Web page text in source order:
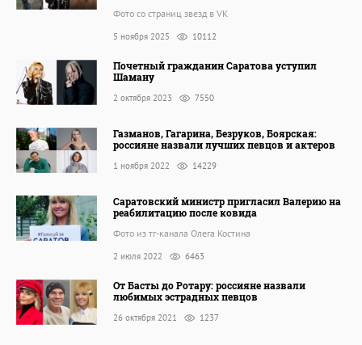
Фото со страниц звезд в VK
5 ноября 2025 10112
Почетный гражданин Саратова уступил
Шаману
2 октября 2023 7550
Газманов, Гагарина, Безруков, Боярская:
россияне назвали лучших певцов и актеров
1 ноября 2022 14229
Саратовский министр пригласил Валерию на
реабилитацию после ковида
Фото из тг-канала Олега Костина
2 июля 2022 6463
От Басты до Ротару: россияне назвали
любимых эстрадных певцов
26 октября 2021 1237